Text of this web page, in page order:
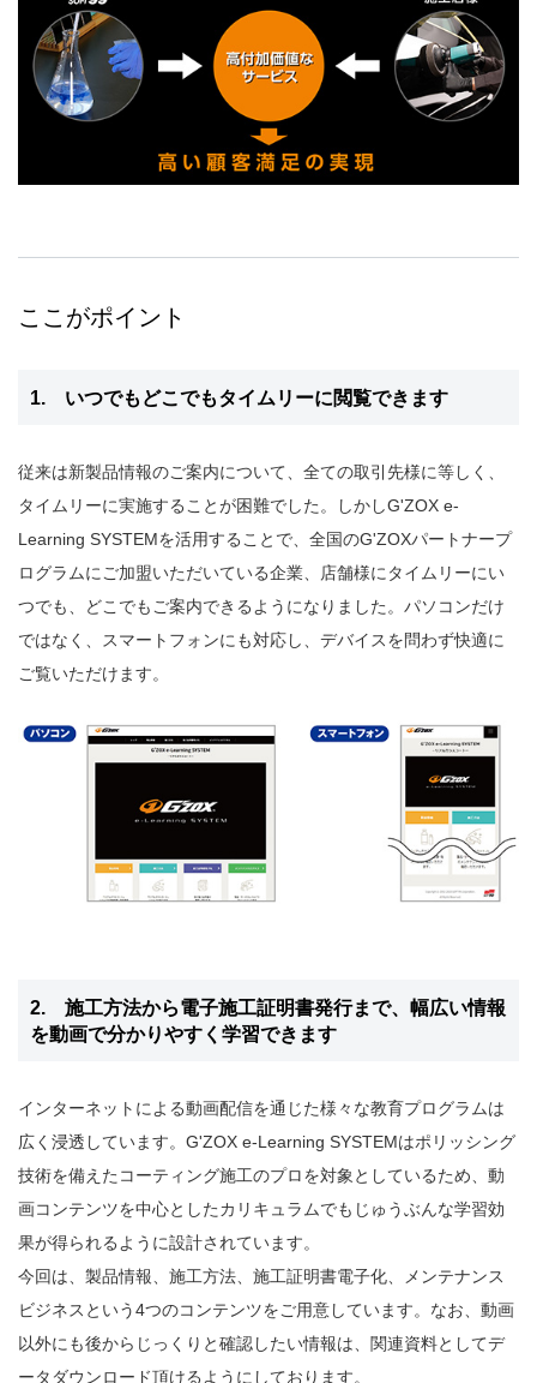
ここがポイント
1. いつでもどこでもタイムリーに閲覧できます
従来は新製品情報のご案内について、全ての取引先様に等しく、
タイムリーに実施することが困難でした。しかしG'ZOX e-
Learning SYSTEMを活用することで、全国のG'ZOXパートナープ
ログラムにご加盟いただいている企業、店舗様にタイムリーにい
つでも、どこでもご案内できるようになりました。パソコンだけ
ではなく、スマートフォンにも対応し、デバイスを問わず快適に
ご覧いただけます。
2. 施工方法から電子施工証明書発行まで、幅広い情報
を動画で分かりやすく学習できます
インターネットによる動画配信を通じた様々な教育プログラムは
広く浸透しています。G'ZOX e-Learning SYSTEMはポリッシング
技術を備えたコーティング施工のプロを対象としているため、動
画コンテンツを中心としたカリキュラムでもじゅうぶんな学習効
果が得られるように設計されています。
今回は、製品情報、施工方法、施工証明書電子化、メンテナンス
ビジネスという4つのコンテンツをご用意しています。なお、動画
以外にも後からじっくりと確認したい情報は、関連資料としてデ
ータダウンロード頂けるようにしております。